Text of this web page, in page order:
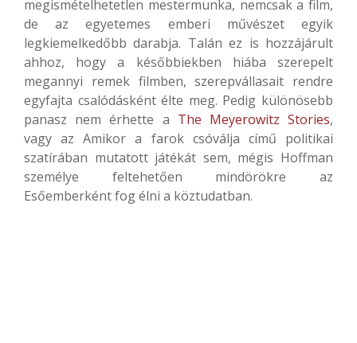
megismételhetetlen mestermunka, nemcsak a film,
de az egyetemes emberi művészet egyik
legkiemelkedőbb darabja. Talán ez is hozzájárult
ahhoz, hogy a későbbiekben hiába szerepelt
megannyi remek filmben, szerepvállasait rendre
egyfajta csalódásként élte meg. Pedig különösebb
panasz nem érhette a The Meyerowitz Stories,
vagy az Amikor a farok csóválja című politikai
szatírában mutatott játékát sem, mégis Hoffman
személye feltehetően mindörökre az
Esőemberként fog élni a köztudatban.